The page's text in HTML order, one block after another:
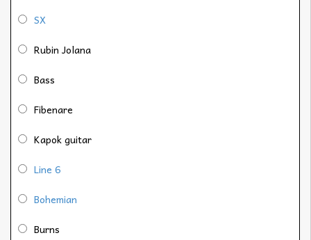
SX
Rubin Jolana
Bass
Fibenare
Kapok guitar
Line 6
Bohemian
Burns